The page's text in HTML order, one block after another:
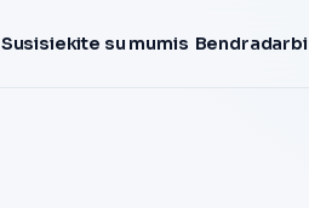
Susisiekite su mumis